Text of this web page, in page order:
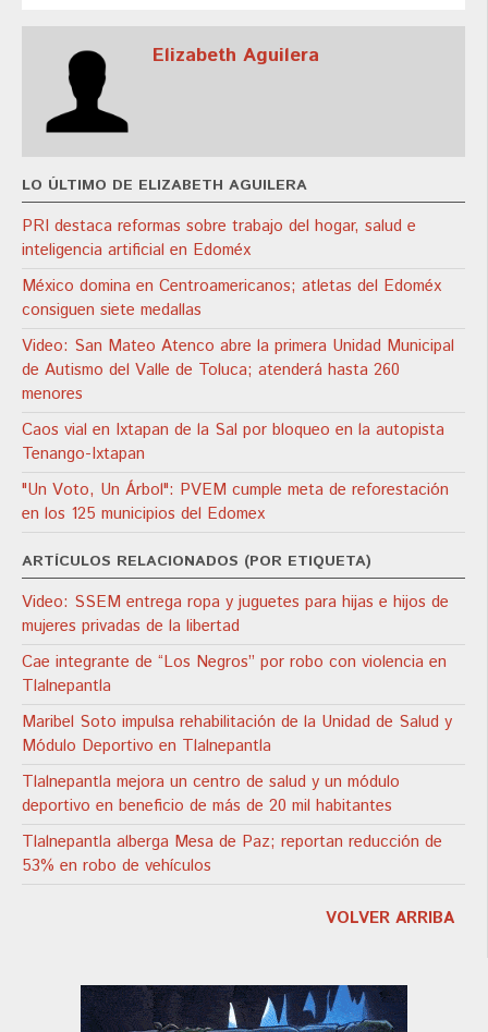
Elizabeth Aguilera
LO ÚLTIMO DE ELIZABETH AGUILERA
PRI destaca reformas sobre trabajo del hogar, salud e
inteligencia artificial en Edoméx
México domina en Centroamericanos; atletas del Edoméx
consiguen siete medallas
Video: San Mateo Atenco abre la primera Unidad Municipal
de Autismo del Valle de Toluca; atenderá hasta 260
menores
Caos vial en Ixtapan de la Sal por bloqueo en la autopista
Tenango-Ixtapan
"Un Voto, Un Árbol": PVEM cumple meta de reforestación
en los 125 municipios del Edomex
ARTÍCULOS RELACIONADOS (POR ETIQUETA)
Video: SSEM entrega ropa y juguetes para hijas e hijos de
mujeres privadas de la libertad
Cae integrante de “Los Negros” por robo con violencia en
Tlalnepantla
Maribel Soto impulsa rehabilitación de la Unidad de Salud y
Módulo Deportivo en Tlalnepantla
Tlalnepantla mejora un centro de salud y un módulo
deportivo en beneficio de más de 20 mil habitantes
Tlalnepantla alberga Mesa de Paz; reportan reducción de
53% en robo de vehículos
VOLVER ARRIBA